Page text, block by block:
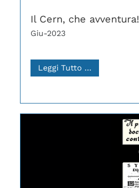
Il Cern, che avventura!
Giu-2023
Leggi Tutto …